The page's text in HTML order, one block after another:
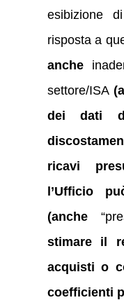
esibizione
risposta a
anche
settore/ISA
dei dati
ricavi
l’Ufficio
(anche
stimare il
acquisti o
coefficienti